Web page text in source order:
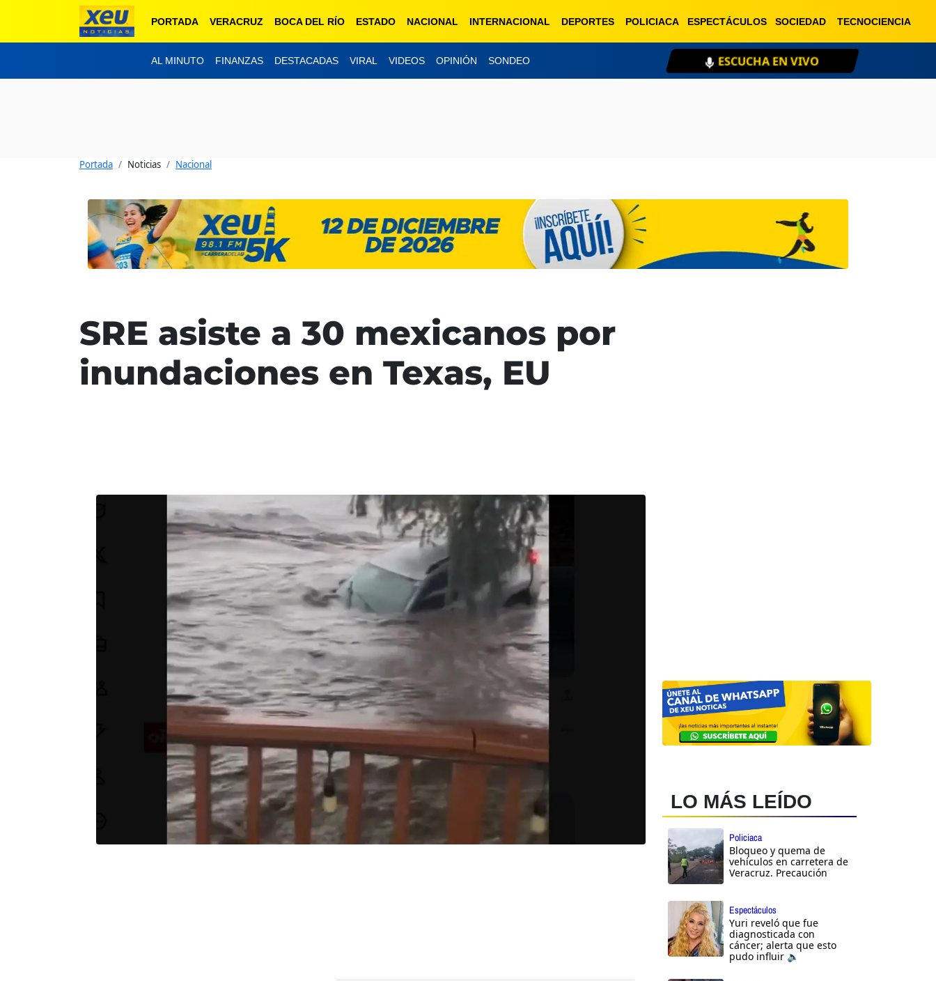
PORTADA VERACRUZ BOCA DEL RÍO ESTADO NACIONAL INTERNACIONAL DEPORTES POLICIACA ESPECTÁCULOS SOCIEDAD TECNOCIENCIA
AL MINUTO FINANZAS DESTACADAS VIRAL VIDEOS OPINIÓN SONDEO ESCUCHA EN VIVO
Portada Noticias Nacional
SRE asiste a 30 mexicanos por
inundaciones en Texas, EU
LO MÁS LEÍDO
Policiaca
Bloqueo y quema de
vehículos en carretera de
Veracruz. Precaución
Espectáculos
Yuri reveló que fue
diagnosticada con
cáncer; alerta que esto
pudo influir 🔈